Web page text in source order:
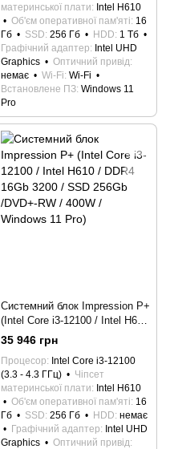
материнської плати Intel H610
Об'єм оперативної пам'яті 16
Гб
SSD 256 Гб HDD 1 Тб
Графічний адаптер Intel UHD
Graphics
Оптичний привід
немає
Wi-Fi Wi-Fi
Встановлене ПЗ Windows 11
Pro
Системний блок Impression P+
(Intel Core i3-12100 / Intel H610
/ DDR4 16Gb 3200 / SSD
256Gb /DVD+-RW / 400W /
Windows 11 Pro)
35 946 грн
Процесор
Intel Core i3-12100
(3.3 - 4.3 ГГц)
Чіпсет
материнської плати
Intel H610
Об'єм оперативної пам'яті 16
Гб
SSD 256 Гб HDD немає
Графічний адаптер
Intel UHD
Graphics
Оптичний привід